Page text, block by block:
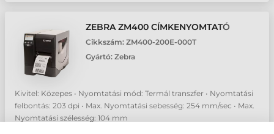
ZEBRA ZM400 CÍMKENYOMTATÓ
Cikkszám: ZM400-200E-000T
Gyártó: Zebra
Kivitel: Közepes • Nyomtatási mód: Termál transzfer • Nyomtatási
felbontás: 203 dpi • Max. Nyomtatási sebesség: 254 mm/sec • Max.
Nyomtatási szélesség: 104 mm